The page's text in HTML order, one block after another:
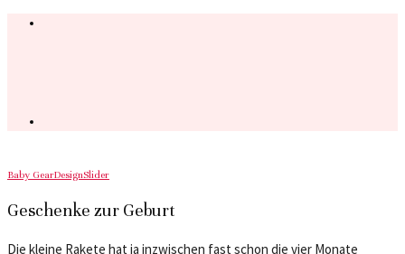
Baby GearDesignSlider
Geschenke zur Geburt
Die kleine Rakete hat ja inzwischen fast schon die vier Monate